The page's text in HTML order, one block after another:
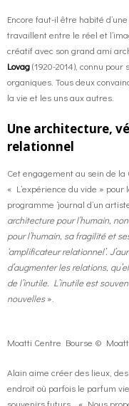
Encore faut-il être habité
travaillent entre le réel et
créatif avec son grand ami
Lovag(1920-2014), connu
organiques. Tous deux
la vie et les uns aux autres.
Une architecture,
relationnel
Cet engagement au sein de
« L’expérience du vide » pour
programme ‘journal d’un
architecture pour l’humain,
pour l’humain, sa fragilité et
‘amplificateur relationnel’.
d’augmenter les relations,
de l’inutile. L’inutile est
nouvelles».
Moatti Centre Bourse ©
Alain aime créer des lieux,
endroit où parfois le parfum
souvenirs futurs… « Nous